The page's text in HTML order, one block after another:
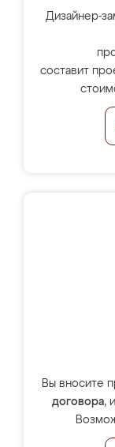
Дизайнер-
составит
Вы вносите
договора,